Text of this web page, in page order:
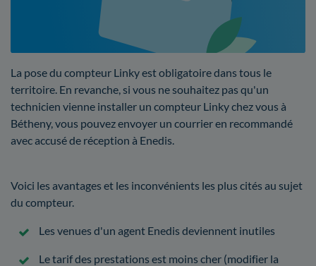
La pose du compteur Linky est obligatoire dans tous le
territoire. En revanche, si vous ne souhaitez pas qu'un
technicien vienne installer un compteur Linky chez vous à
Bétheny, vous pouvez envoyer un courrier en recommandé
avec accusé de réception à Enedis.
Voici les avantages et les inconvénients les plus cités au sujet
du compteur.
Les venues d'un agent Enedis deviennent inutiles
Le tarif des prestations est moins cher (modifier la